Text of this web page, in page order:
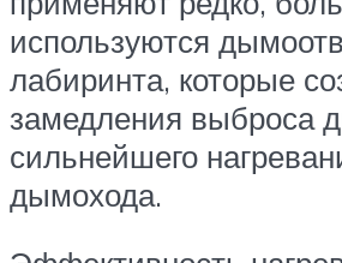
используются
лабиринта, которые
замедления выброса
сильнейшего
дымохода.